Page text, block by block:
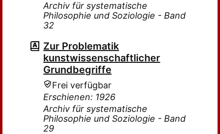
Archiv für systematische
Philosophie und Soziologie - Band
32
Zur Problematik
kunstwissenschaftlicher
Grundbegriffe
Frei verfügbar
Erschienen: 1926
Archiv für systematische
Philosophie und Soziologie - Band
29